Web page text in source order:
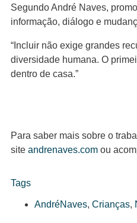
Segundo André Naves,
informação, diálogo e
“Incluir não exige grandes
diversidade humana. O
dentro de casa.”
Para saber mais sobre o
site andrenaves.com ou
Tags
AndréNaves, Crianças,